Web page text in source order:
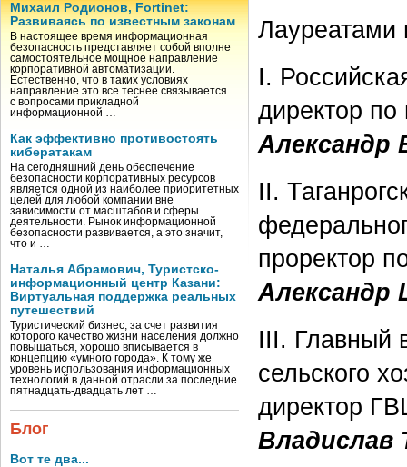
Михаил Родионов, Fortinet:
Развиваясь по известным законам
В настоящее время информационная
безопасность представляет собой вполне
самостоятельное мощное направление
корпоративной автоматизации.
Естественно, что в таких условиях
направление это все теснее связывается
с вопросами прикладной
информационной …
Как эффективно противостоять
кибератакам
На сегодняшний день обеспечение
безопасности корпоративных ресурсов
является одной из наиболее приоритетных
целей для любой компании вне
зависимости от масштабов и сферы
деятельности. Рынок информационной
безопасности развивается, а это значит,
что и …
Наталья Абрамович, Туристско-
информационный центр Казани:
Виртуальная поддержка реальных
путешествий
Туристический бизнес, за счет развития
которого качество жизни населения должно
повышаться, хорошо вписывается в
концепцию «умного города». К тому же
уровень использования информационных
технологий в данной отрасли за последние
пятнадцать-двадцать лет …
Блог
Вот те два...
Лауреатами
I.
директор
Александр
II.
проректор
Александр
III. Главный
сельского
директор
Владислав